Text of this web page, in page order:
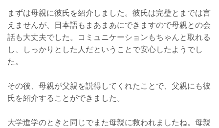
まずは母親に彼氏を紹介しました。彼氏は完璧とまでは言
えませんが、日本語もまあまあにできますので母親との会
話も大丈夫でした。コミュニケーションもちゃんと取れる
し、しっかりとした人だということで安心したようでし
た。
その後、母親が父親を説得してくれたことで、父親にも彼
氏を紹介することができました。
大学進学のときと同じでまた母親に救われましたね。母親